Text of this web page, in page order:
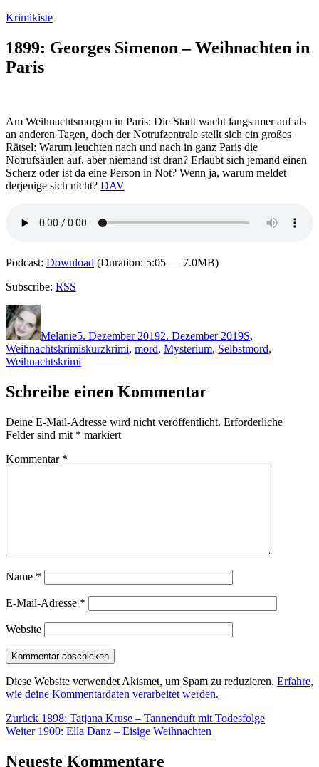
Zum
springen
Krimikiste
1899: Georges Simenon – Weihnachten in
Paris
Am Weihnachtsmorgen in Paris: Die Stadt wacht langsamer auf als
an anderen Tagen, doch der Notrufzentrale stellt sich ein großes
Rätsel: Warum leuchten nach und nach in ganz Paris die
Notrufsäulen auf, aber niemand ist dran? Erlaubt sich jemand einen
Scherz oder ist da eine Person in Not? Wenn ja, warum meldet
derjenige sich nicht? DAV
Podcast: Download (Duration: 5:05 — 7.0MB)
Subscribe: RSS
Autor
Melanie5. Dezember 20192. Dezember 2019S,
WeihnachtskrimisSchlagwörter
kurzkrimi, mord, Mysterium, Selbstmord,
Weihnachtskrimi
Schreibe einen Kommentar
Deine E-Mail-Adresse wird nicht veröffentlicht. Erforderliche
Felder sind mit * markiert
Kommentar *
Name *
E-Mail-Adresse *
Website
Diese Website verwendet Akismet, um Spam zu reduzieren. Erfahre,
wie deine Kommentardaten verarbeitet werden.
Beitragsnavigation
Zurück Vorheriger
Beitrag:
1898: Tatjana Kruse – Tannenduft mit Todesfolge
Weiter Nächster
1900: Ella Danz – Eisige Weihnachten
Neueste Kommentare